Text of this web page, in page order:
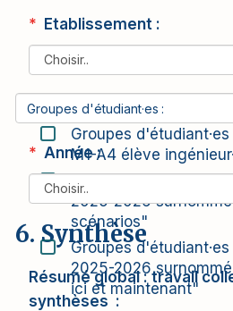
Etablissement
Groupes d'étudiant·es
Groupes
M1-A4 élève
Groupes d'étudiant·es
2025-2026
scénarios"
Groupes d'étudiant·es
2025-2026
ici et maintenant"
Année
6. Synthèse
Résumé global : travail
synthèses